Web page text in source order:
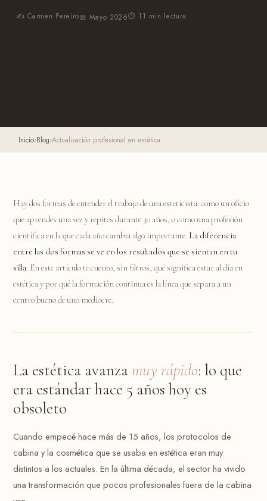
✍ Carmen Pereiro📅 Mayo 2026⏱ 11 min lectura
Inicio›Blog›Actualización profesional en estética
Hay dos formas de entender el trabajo de una esteticista: como un oficio
que aprendes una vez y repites durante 30 años, o como una profesión
científica en la que cada año cambia algo importante. La diferencia
entre las dos formas se ve en los resultados que se sientan en tu
silla. En este artículo te cuento, sin filtros, qué significa estar al día en
estética y por qué la formación continua es la línea que separa a un
centro bueno de uno mediocre.
La estética avanza muy rápido: lo que
era estándar hace 5 años hoy es
obsoleto
Cuando empecé hace más de 15 años, los protocolos de
cabina y la cosmética que se usaba en estética eran muy
distintos a los actuales. En la última década, el sector ha vivido
una transformación que pocos profesionales fuera de la cabina